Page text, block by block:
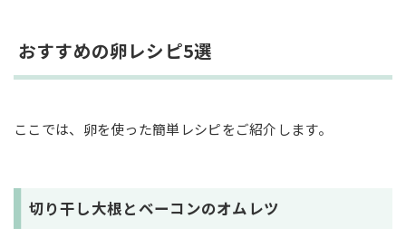
おすすめの卵レシピ5選
ここでは、卵を使った簡単レシピをご紹介します。
切り干し大根とベーコンのオムレツ